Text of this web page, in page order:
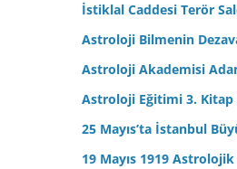
İstiklal Caddesi Terör
Astroloji Bilmenin
Astroloji Akademisi
Astroloji Eğitimi 3. Kitap
25 Mayıs’ta İstanbul
19 Mayıs 1919